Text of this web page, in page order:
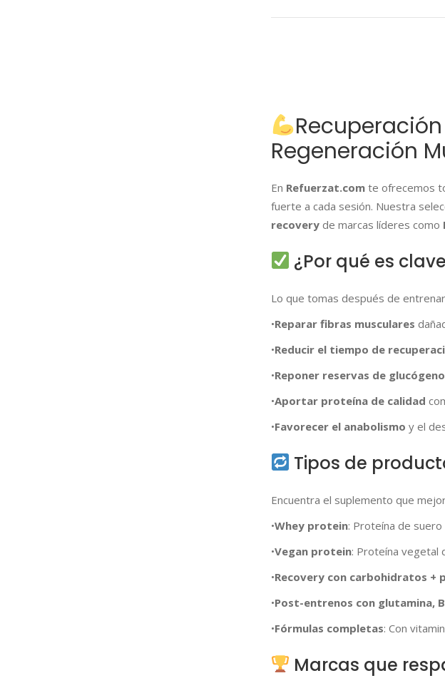
Regeneración
En Refuerzat.comte ofrecemos
fuerte a cada sesión. Nuestra
recoveryde marcas líderes como
¿Por qué es
Lo que tomas después de
•Reparar fibras musculares
•Reducir el tiempo de
•Reponer reservas de glucógeno
•Aportar proteína de calidad
•Favorecer el anabolismo y el
Tipos de
Encuentra el suplemento que
•Whey protein: Proteína de
•Vegan protein: Proteína vegetal
•Recovery con carbohidratos +
•Post-entrenos con glutamina,
•Fórmulas completas: Con
Marcas que